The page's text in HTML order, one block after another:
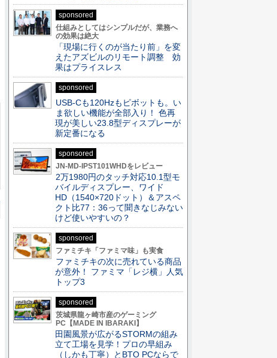
sponsored
仕組みとしてはシンプルだが、業務へ
の効果は絶大
「現場に行くのが当たり前」を変
えたアズビルのリモート調整 効
果はプライスレス
sponsored
USB-Cも120Hzもピボットも。い
ま欲しい機能が全部入り！ 色再
現が美しい23.8型ディスプレーが
新定番になる
sponsored
JN-MD-IPST101WHDをレビュー
2万1980円のタッチ対応10.1型モ
バイルディスプレー、ワイド
HD（1540×720ドット）＆アスペ
クト比77：36って聞きなじみない
けど使いやすいの？
sponsored
ファミチキ「ファミマ味」も実食
ファミチキの次に売れている商品
が意外！ ファミマ「レジ横」人気
トップ3
sponsored
茨城県龍ヶ崎市産のゲーミング
PC【MADE IN IBARAKI】
田園風景が広がるSTORMの組み
立て工場を見学！プロの早組み
（しかも丁寧）とBTO PCならで